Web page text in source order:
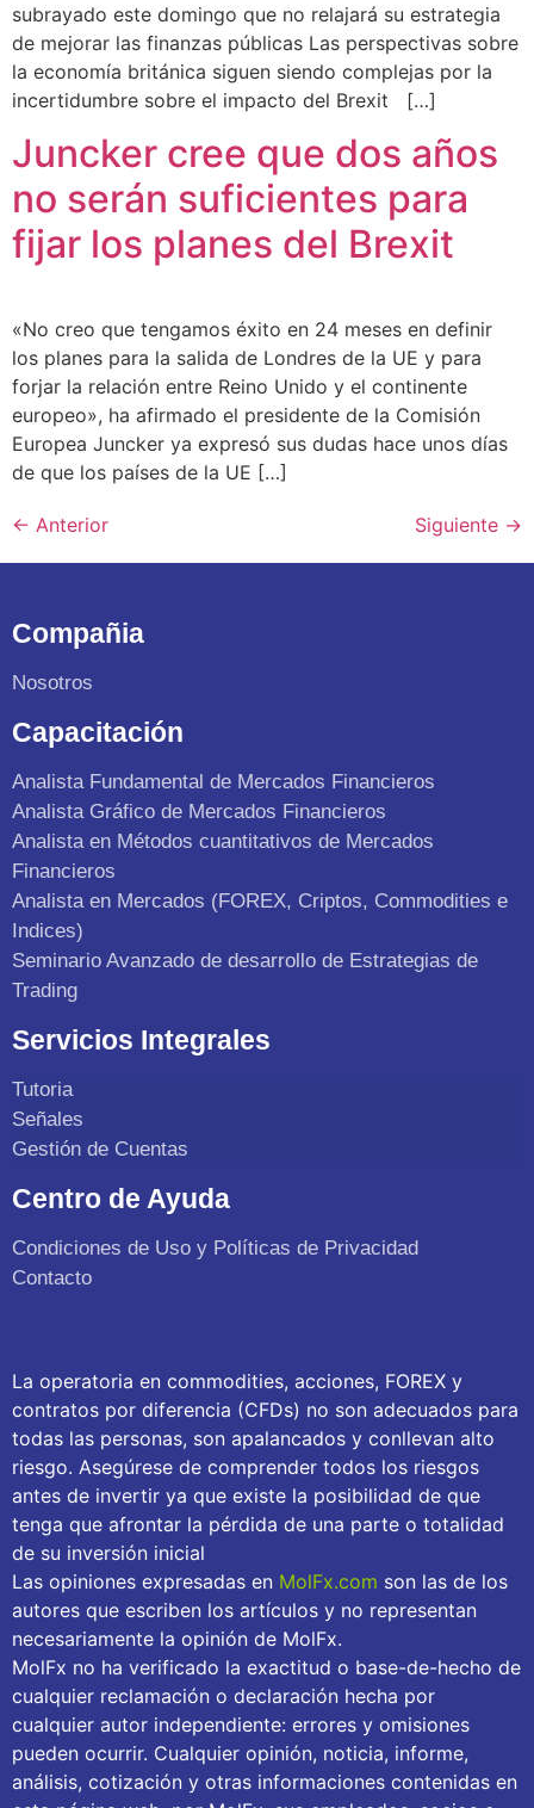
subrayado este domingo que no relajará su estrategia
de mejorar las finanzas públicas Las perspectivas sobre
la economía británica siguen siendo complejas por la
incertidumbre sobre el impacto del Brexit […]
Juncker cree que dos años
no serán suficientes para
fijar los planes del Brexit
«No creo que tengamos éxito en 24 meses en definir
los planes para la salida de Londres de la UE y para
forjar la relación entre Reino Unido y el continente
europeo», ha afirmado el presidente de la Comisión
Europea Juncker ya expresó sus dudas hace unos días
de que los países de la UE […]
← Anterior Siguiente →
Compañia
Nosotros
Capacitación
Analista Fundamental de Mercados Financieros
Analista Gráfico de Mercados Financieros
Analista en Métodos cuantitativos de Mercados
Financieros
Analista en Mercados (FOREX, Criptos, Commodities e
Indices)
Seminario Avanzado de desarrollo de Estrategias de
Trading
Servicios Integrales
Tutoria
Señales
Gestión de Cuentas
Centro de Ayuda
Condiciones de Uso y Políticas de Privacidad
Contacto
La operatoria en commodities, acciones, FOREX y
contratos por diferencia (CFDs) no son adecuados para
todas las personas, son apalancados y conllevan alto
riesgo. Asegúrese de comprender todos los riesgos
antes de invertir ya que existe la posibilidad de que
tenga que afrontar la pérdida de una parte o totalidad
de su inversión inicial
Las opiniones expresadas en MolFx.com son las de los
autores que escriben los artículos y no representan
necesariamente la opinión de MolFx.
MolFx no ha verificado la exactitud o base-de-hecho de
cualquier reclamación o declaración hecha por
cualquier autor independiente: errores y omisiones
pueden ocurrir. Cualquier opinión, noticia, informe,
análisis, cotización y otras informaciones contenidas en